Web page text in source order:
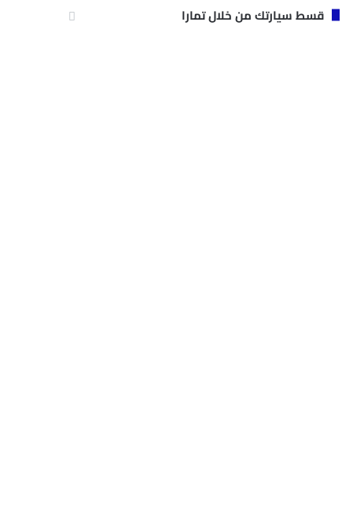
قسط سيارتك من خلال تمارا